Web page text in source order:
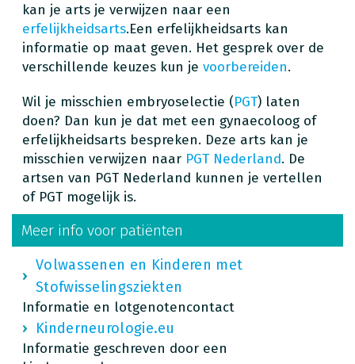
kan je arts je verwijzen naar een
erfelijkheidsarts.Een erfelijkheidsarts kan
informatie op maat geven. Het gesprek over de
verschillende keuzes kun je voorbereiden.
Wil je misschien embryoselectie (PGT) laten
doen? Dan kun je dat met een gynaecoloog of
erfelijkheidsarts bespreken. Deze arts kan je
misschien verwijzen naar PGT Nederland. De
artsen van PGT Nederland kunnen je vertellen
of PGT mogelijk is.
Meer info voor patiënten
Volwassenen en Kinderen met
Stofwisselingsziekten
Informatie en lotgenotencontact
Kinderneurologie.eu
Informatie geschreven door een